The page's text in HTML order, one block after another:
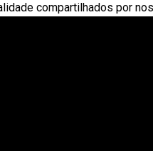
compartilhados por